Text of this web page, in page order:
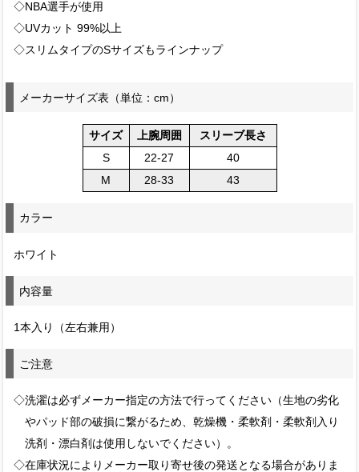
◇NBA選手が使用
◇UVカット 99%以上
◇スリムタイプのSサイズもラインナップ
メーカーサイズ表（単位：cm）
サイズ 上腕周囲
スリーブ長さ
S
22-27
40
M
28-33 43
カラー
ホワイト
内容量
1本入り（左右兼用）
ご注意
◇洗濯は必ずメーカー指定の方法で行ってください（生地の劣化
やパッド部の破損に繋がるため、乾燥機・柔軟剤・柔軟剤入り
洗剤・漂白剤は使用しないでください）。
◇在庫状況によりメーカー取り寄せ後の発送となる場合がありま